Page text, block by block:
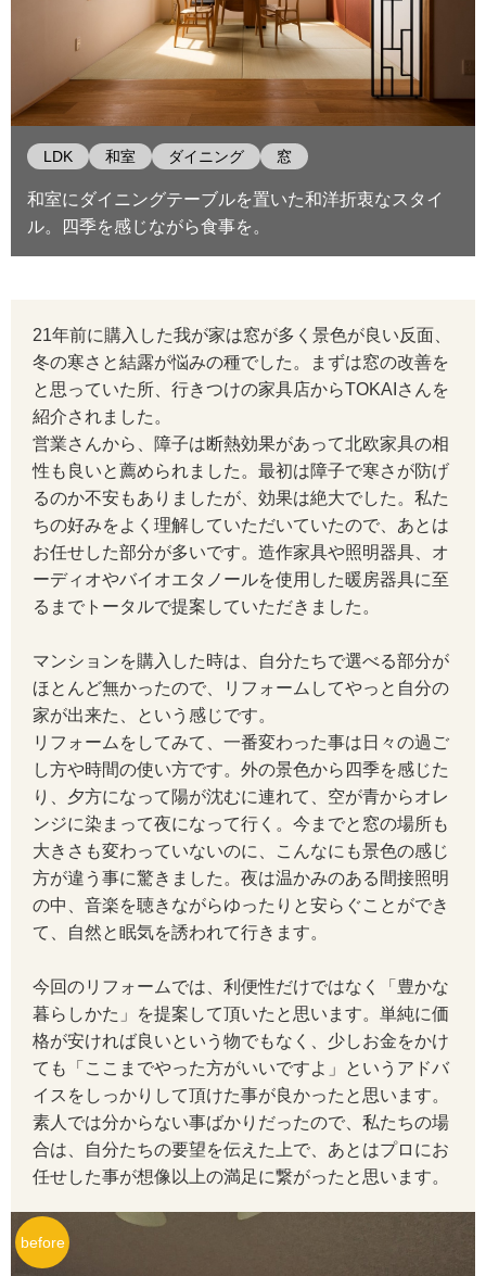
LDK 和室 ダイニング 窓
和室にダイニングテーブルを置いた和洋折衷なスタイ
ル。四季を感じながら食事を。
21年前に購入した我が家は窓が多く景色が良い反面、
冬の寒さと結露が悩みの種でした。まずは窓の改善を
と思っていた所、行きつけの家具店からTOKAIさんを
紹介されました。
営業さんから、障子は断熱効果があって北欧家具の相
性も良いと薦められました。最初は障子で寒さが防げ
るのか不安もありましたが、効果は絶大でした。私た
ちの好みをよく理解していただいていたので、あとは
お任せした部分が多いです。造作家具や照明器具、オ
ーディオやバイオエタノールを使用した暖房器具に至
るまでトータルで提案していただきました。
マンションを購入した時は、自分たちで選べる部分が
ほとんど無かったので、リフォームしてやっと自分の
家が出来た、という感じです。
リフォームをしてみて、一番変わった事は日々の過ご
し方や時間の使い方です。外の景色から四季を感じた
り、夕方になって陽が沈むに連れて、空が青からオレ
ンジに染まって夜になって行く。今までと窓の場所も
大きさも変わっていないのに、こんなにも景色の感じ
方が違う事に驚きました。夜は温かみのある間接照明
の中、音楽を聴きながらゆったりと安らぐことができ
て、自然と眠気を誘われて行きます。
今回のリフォームでは、利便性だけではなく「豊かな
暮らしかた」を提案して頂いたと思います。単純に価
格が安ければ良いという物でもなく、少しお金をかけ
ても「ここまでやった方がいいですよ」というアドバ
イスをしっかりして頂けた事が良かったと思います。
素人では分からない事ばかりだったので、私たちの場
合は、自分たちの要望を伝えた上で、あとはプロにお
任せした事が想像以上の満足に繋がったと思います。